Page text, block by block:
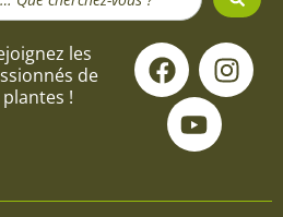
les
de
plantes !
F
a
c
e
o
I
n
s
g
Y
o
u
t
u
b